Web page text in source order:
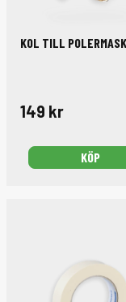
149 kr
KÖP